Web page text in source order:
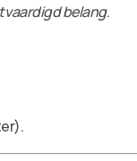
belang.